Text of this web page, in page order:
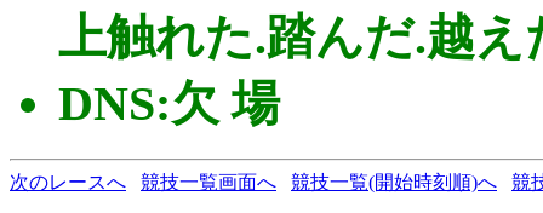
上触れた.踏んだ.越え
DNS:欠 場
次のレースへ 競技一覧画面へ 競技一覧(開始時刻順)へ 競